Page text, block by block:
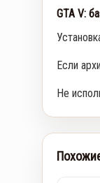
GTA V:
Если
Не